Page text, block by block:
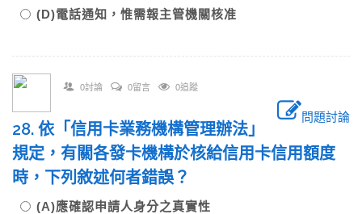
(D)電話通知，惟需報主管機關核准
0討論 0留言 0追蹤
問題討論
28. 依「信用卡業務機構管理辦法」
規定，有關各發卡機構於核給信用卡信用額度
時，下列敘述何者錯誤？
(A)應確認申請人身分之真實性